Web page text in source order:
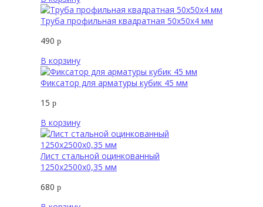
Труба профильная квадратная 50х50х4 мм
490 р
В корзину
Фиксатор для арматуры кубик 45 мм
15 р
В корзину
Лист стальной оцинкованный
1250х2500х0,35 мм
680 р